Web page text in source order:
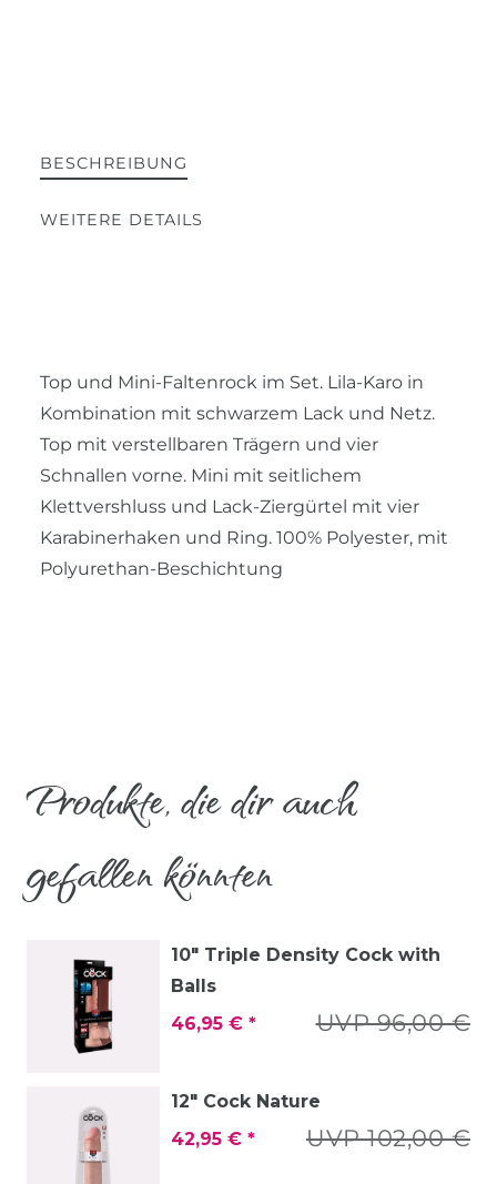
BESCHREIBUNG
WEITERE DETAILS
Top und Mini-Faltenrock im Set. Lila-Karo in
Kombination mit schwarzem Lack und Netz.
Top mit verstellbaren Trägern und vier
Schnallen vorne. Mini mit seitlichem
Klettvershluss und Lack-Ziergürtel mit vier
Karabinerhaken und Ring. 100% Polyester, mit
Polyurethan-Beschichtung
Produkte, die dir auch
gefallen könnten
10" Triple Density Cock with
Balls
UVP 96,00 €
46,95 € *
12" Cock Nature
UVP 102,00 €
42,95 € *